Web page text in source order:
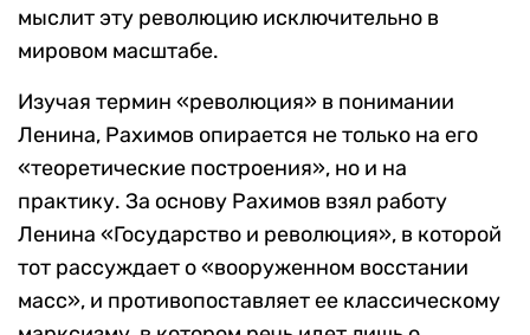
мыслит эту революцию исключительно в
мировом масштабе.
Изучая термин «революция» в понимании
Ленина, Рахимов опирается не только на его
«теоретические построения», но и на
практику. За основу Рахимов взял работу
Ленина «Государство и революция», в которой
тот рассуждает о «вооруженном восстании
масс», и противопоставляет ее классическому